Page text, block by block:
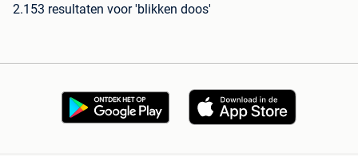
2.153 resultaten voor 'blikken doos'